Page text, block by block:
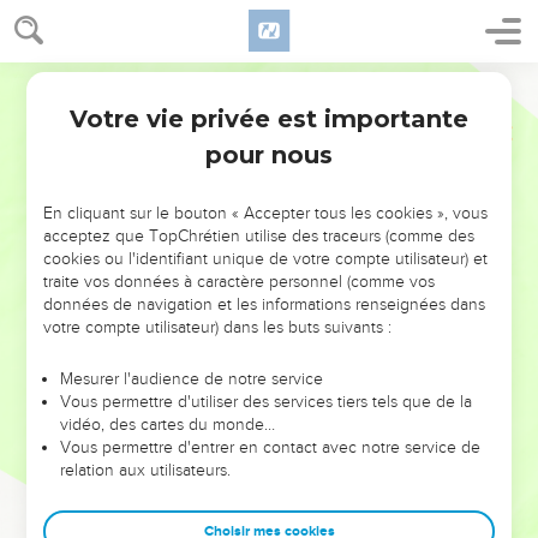
NE MANQUEZ PAS L’ÉVÉNEMENT
DE L’ANNÉE !
ET SI LEURS ERREURS POUVAIENT VOUS ÉVITER LES
VOTRES ?
leur foi ou leur vision. Mais on voit moins les doutes, les erreurs
et les saisons difficiles qu'ils ont traversés, alors même que ce
sont elles qui les ont façonnés.
Dans cette conférence, leaders, entrepreneurs, et responsables
clés pour avancer avec plus de sagesse afin que leurs erreurs
Votre vie privée est importante
pour nous
En cliquant sur le bouton « Accepter tous les cookies », vous
acceptez que TopChrétien utilise des traceurs (comme des
cookies ou l'identifiant unique de votre compte utilisateur) et
traite vos données à caractère personnel (comme vos
données de navigation et les informations renseignées dans
votre compte utilisateur) dans les buts suivants :
Mesurer l'audience de notre service
Vous permettre d'utiliser des services tiers tels que de la
vidéo, des cartes du monde…
Vous permettre d'entrer en contact avec notre service de
relation aux utilisateurs.
Choisir mes cookies